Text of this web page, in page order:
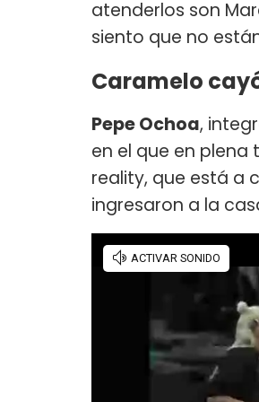
atenderlos son
siento que no
Caramelo
Pepe Ochoa,
en el que en plena
reality, que está a
ingresaron a la